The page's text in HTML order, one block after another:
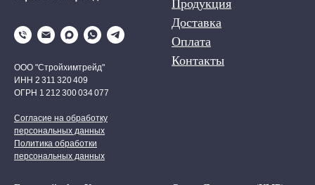
ООО "Стройхимтрейд"
ИНН 2 311 320 409
ОГРН 1 212 300 034 077
Согласие на обработку
персональных данных
Политика обработки
персональных данных
Продукция
Доставка
Оплата
Контакты